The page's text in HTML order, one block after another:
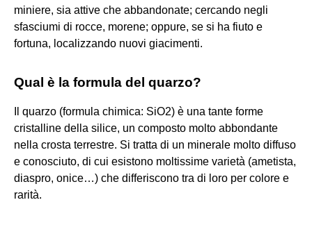
miniere, sia attive che abbandonate; cercando negli
sfasciumi di rocce, morene; oppure, se si ha fiuto e
fortuna, localizzando nuovi giacimenti.
Qual è la formula del quarzo?
Il quarzo (formula chimica: SiO2) è una tante forme
cristalline della silice, un composto molto abbondante
nella crosta terrestre. Si tratta di un minerale molto diffuso
e conosciuto, di cui esistono moltissime varietà (ametista,
diaspro, onice…) che differiscono tra di loro per colore e
rarità.